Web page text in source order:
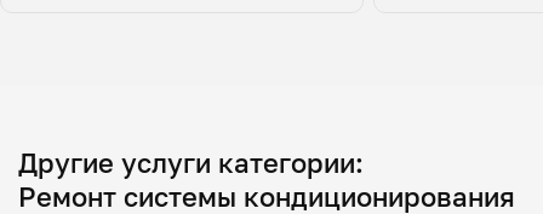
Другие услуги категории:
Ремонт системы кондиционирования